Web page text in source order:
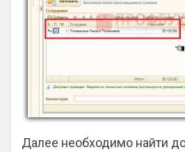
Далее необходимо найти